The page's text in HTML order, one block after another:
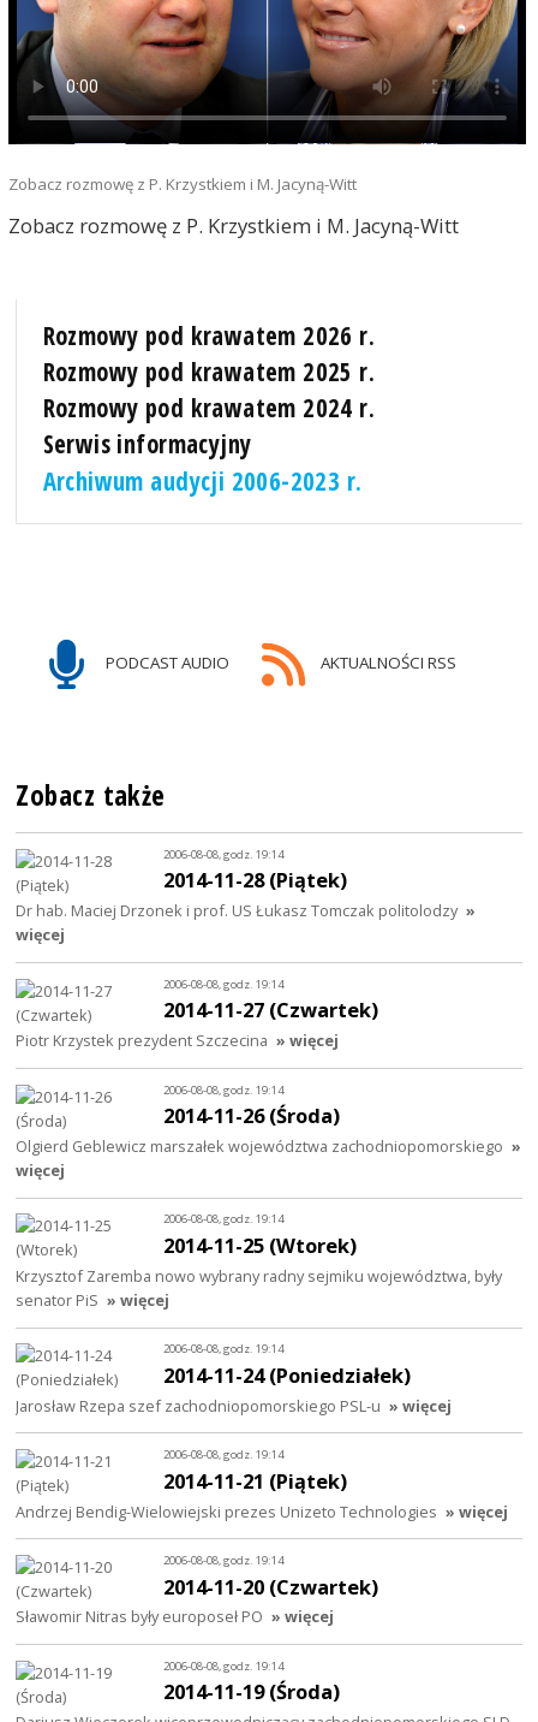
Zobacz rozmowę z P. Krzystkiem i M. Jacyną-Witt
Zobacz rozmowę z P. Krzystkiem i M. Jacyną-Witt
Rozmowy pod krawatem 2026 r.
Rozmowy pod krawatem 2025 r.
Rozmowy pod krawatem 2024 r.
Serwis informacyjny
Archiwum audycji 2006-2023 r.
PODCAST AUDIO AKTUALNOŚCI RSS
Zobacz także
2006-08-08, godz. 19:14
2014-11-28 (Piątek)
Dr hab. Maciej Drzonek i prof. US Łukasz Tomczak politolodzy »
więcej
2006-08-08, godz. 19:14
2014-11-27 (Czwartek)
Piotr Krzystek prezydent Szczecina » więcej
2006-08-08, godz. 19:14
2014-11-26 (Środa)
Olgierd Geblewicz marszałek województwa zachodniopomorskiego »
więcej
2006-08-08, godz. 19:14
2014-11-25 (Wtorek)
Krzysztof Zaremba nowo wybrany radny sejmiku województwa, były
senator PiS » więcej
2006-08-08, godz. 19:14
2014-11-24 (Poniedziałek)
Jarosław Rzepa szef zachodniopomorskiego PSL-u » więcej
2006-08-08, godz. 19:14
2014-11-21 (Piątek)
Andrzej Bendig-Wielowiejski prezes Unizeto Technologies » więcej
2006-08-08, godz. 19:14
2014-11-20 (Czwartek)
Sławomir Nitras były europoseł PO » więcej
2006-08-08, godz. 19:14
2014-11-19 (Środa)